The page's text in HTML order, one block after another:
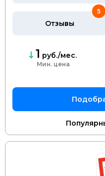
Отзывы
5
1 руб./мес.
Мин. цена